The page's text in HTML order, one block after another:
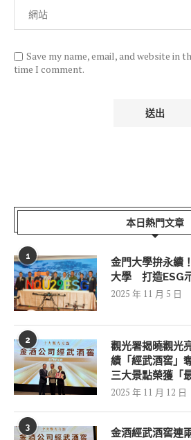
Save my name, email, and website in
time I comment.
本日熱門文章
1
金門大學拚永續
大學 打造ESG
2025 年 11 月 5 日
2
觀光署揭曉觀光
績「經武酒窖」
三大景點榮獲「
2025 年 11 月 12 日
3
金酒經武酒窖連